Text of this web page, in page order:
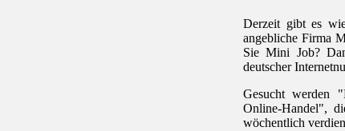
Derzeit gibt es
angebliche Firma
Sie Mini Job?
deutscher
Gesucht werden
Online-Handel",
wöchentlich